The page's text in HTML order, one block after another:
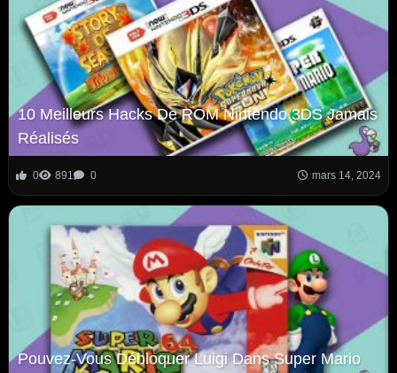
10 Meilleurs Hacks De ROM Nintendo 3DS Jamais
Réalisés
0 891 0 mars 14, 2024
Pouvez-Vous Débloquer Luigi Dans Super Mario